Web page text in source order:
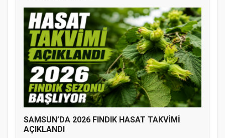
SAMSUN’DA 2026 FINDIK HASAT TAKVİMİ
AÇIKLANDI